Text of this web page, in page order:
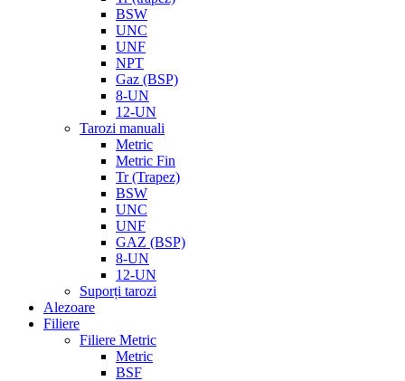
BSW
UNC
UNF
NPT
Gaz (BSP)
8-UN
12-UN
Tarozi manuali
Metric
Metric Fin
Tr (Trapez)
BSW
UNC
UNF
GAZ (BSP)
8-UN
12-UN
Suporți tarozi
Alezoare
Filiere
Filiere Metric
Metric
BSF